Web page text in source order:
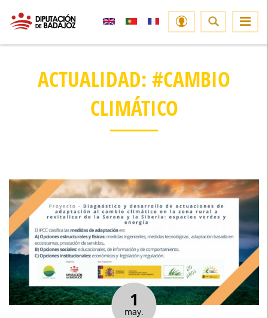
ACTUALIDAD: #CAMBIO
CLIMÁTICO
1
may.